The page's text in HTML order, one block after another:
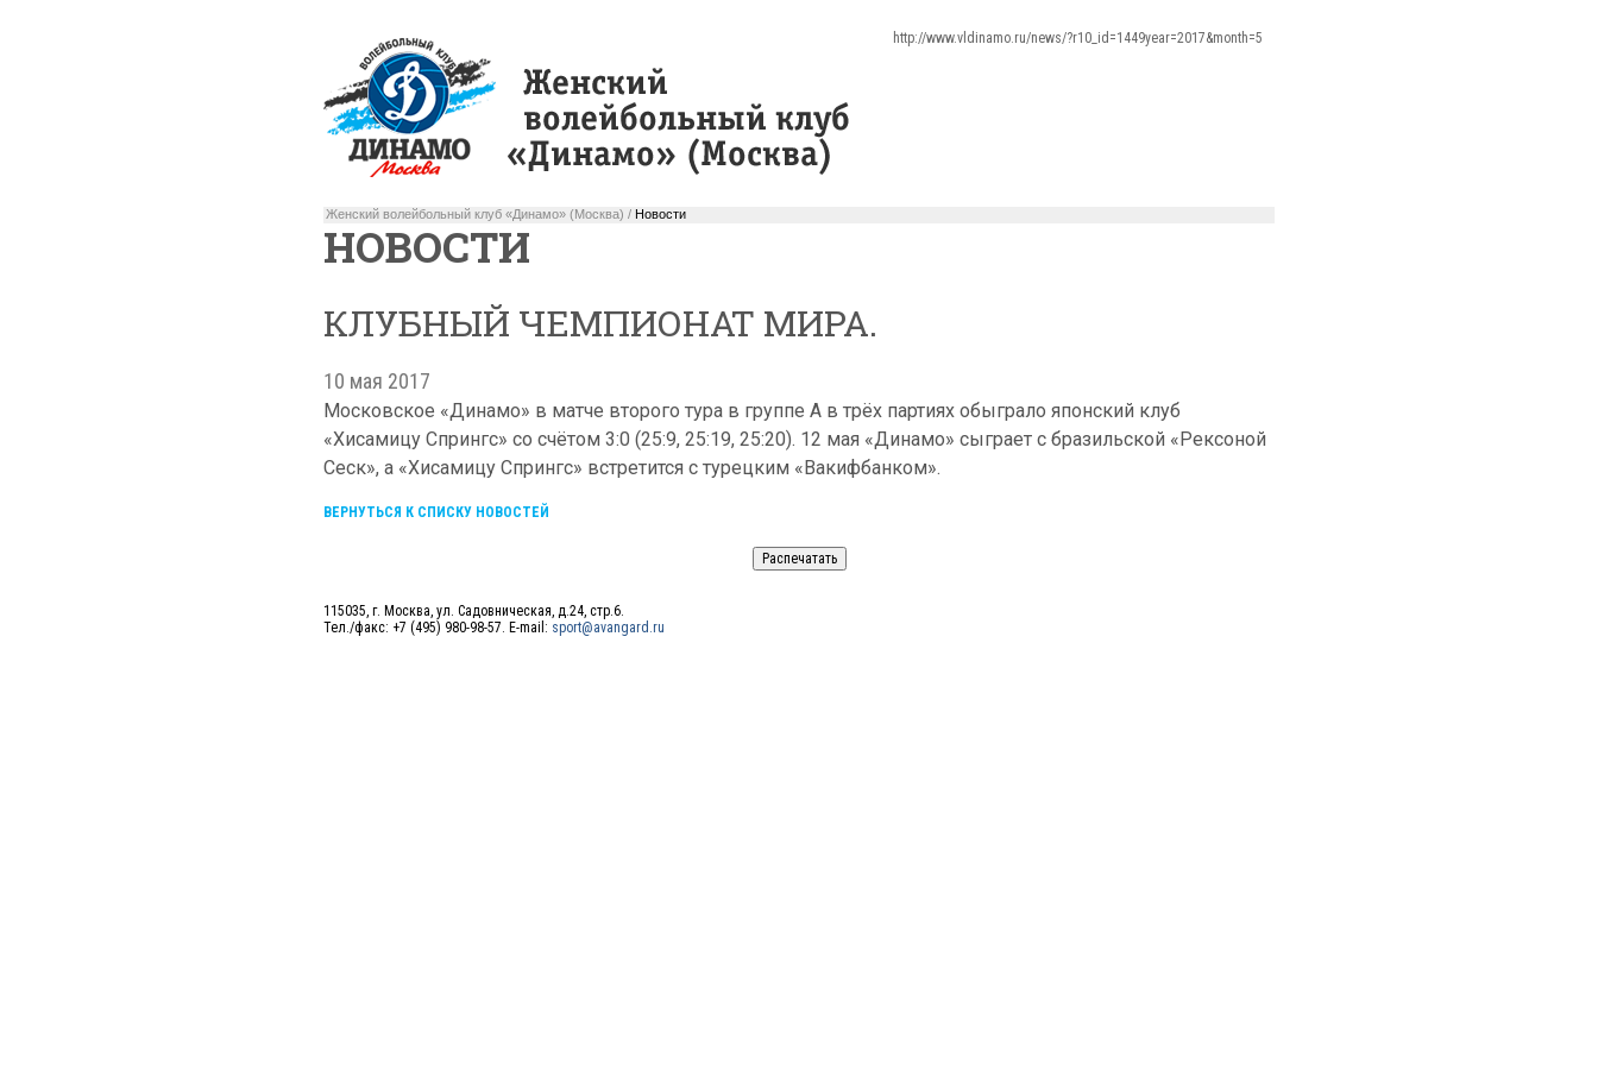
http://www.vldinamo.ru/news/?r10_id=1449year=2017&month=5
Женский волейбольный клуб «Динамо» (Москва) / Новости
НОВОСТИ
КЛУБНЫЙ ЧЕМПИОНАТ МИРА.
10 мая 2017
Московское «Динамо» в матче второго тура в группе A в трёх партиях обыграло японский клуб
«Хисамицу Спрингс» со счётом 3:0 (25:9, 25:19, 25:20). 12 мая «Динамо» сыграет с бразильской «Рексоной
Сеск», а «Хисамицу Спрингс» встретится с турецким «Вакифбанком».
ВЕРНУТЬСЯ К СПИСКУ НОВОСТЕЙ
115035, г. Москва, ул. Садовническая, д.24, стр.6.
Тел./факс: +7 (495) 980-98-57. E-mail: sport@avangard.ru